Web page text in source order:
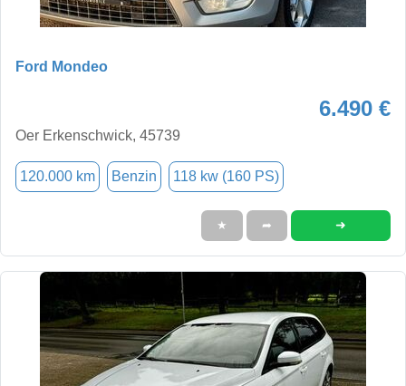
Ford Mondeo
6.490 €
Oer Erkenschwick, 45739
120.000 km Benzin 118 kw (160 PS)
★ ➦ ➜